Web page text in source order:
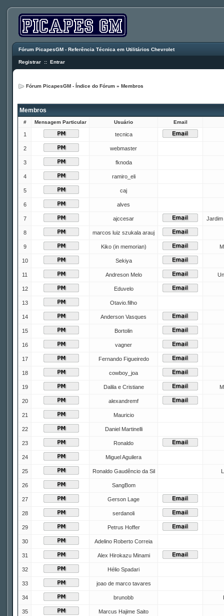
Fórum PicapesGM - Referência Técnica em Utilitários Chevrolet
Registrar :: Entrar
Fórum PicapesGM - Índice do Fórum » Membros
Membros
# Mensagem Particular Usuário Email
1 tecnica
2 webmaster
3 fknoda
4 ramiro_eli
5 caj
6 alves
7 ajccesar
8 marcos luiz szukala arauj
9 Kiko (in memorian)
10 Sekiya
11 Andreson Melo
12 Eduvelo
13 Otavio.filho
14 Anderson Vasques
15 Bortolin
16 vagner
17 Fernando Figueiredo
18 cowboy_joa
19 Dalila e Cristiane
20 alexandremf
21 Mauricio
22 Daniel Martinelli
23 Ronaldo
24 Miguel Aguilera
25 Ronaldo Gaudêncio da Sil
26 SangBom
27 Gerson Lage
28 serdanoli
29 Petrus Hoffer
30 Adelino Roberto Correia
31 Alex Hirokazu Minami
32 Hélio Spadari
33 joao de marco tavares
34 brunobb
35 Marcus Hajime Saito